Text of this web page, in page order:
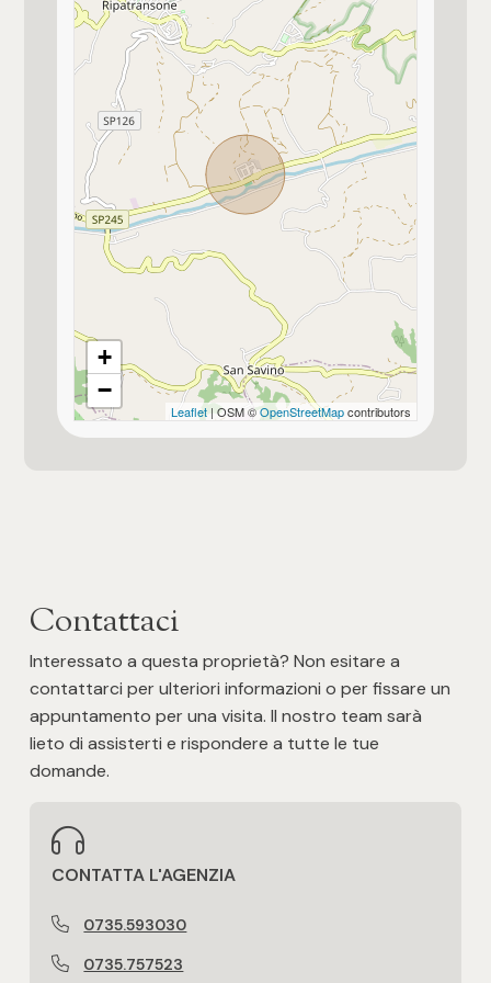
+
−
Leaflet| OSM ©OpenStreetMapcontributors
Contattaci
Interessato a questa proprietà? Non esitare a
contattarci per ulteriori informazioni o per fissare un
appuntamento per una visita. Il nostro team sarà
lieto di assisterti e rispondere a tutte le tue
domande.
CONTATTA L'AGENZIA
0735.593030
0735.757523
Qualsiasi
5+
opzioni
multiscelta